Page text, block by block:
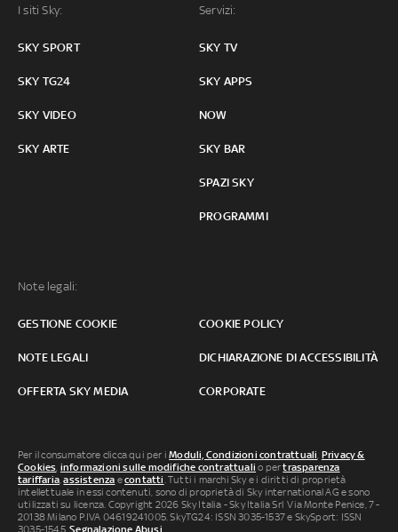
I siti Sky:
SKY SPORT
SKY TG24
SKY VIDEO
SKY ARTE
Servizi:
SKY TV
SKY APPS
NOW
SKY BAR
SPAZI SKY
PROGRAMMI
Note legali:
GESTIONE COOKIE COOKIE POLICY
NOTE LEGALI DICHIARAZIONE DI ACCESSIBILITÀ
OFFERTA SKY MEDIA CORPORATE
Per il consumatore clicca qui per iModuli, Condizioni contrattuali, Privacy &
Cookies, informazioni sulle modifiche contrattuali o pertrasparenza
tariffaria,assistenza econtatti. Tutti i marchi Sky e i diritti di proprietà
intellettuale in essi contenuti, sono di proprietà di Sky international AG e sono
utilizzati su licenza. Copyright 2026 Sky Italia - Sky Italia Srl Via Monte Penice, 7 -
20138 Milano P.IVA 04619241005. SkyTG24: ISSN 3035-1537 e SkySport: ISSN
3035-1545.Segnalazione Abusi